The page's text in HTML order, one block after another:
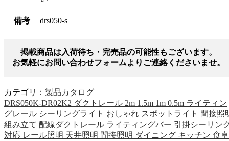
備考 drs050-s
掲載商品は入荷待ち・完売品の可能性もございます。
お気軽にお問い合わせフォームよりご連絡くださいませ。
カテゴリ： 製品カタログ
DRS050K-DR02K2 ダクトレール 2m 1.5m 1m 0.5m ライティン
グレール シーリングライト おしゃれ スポットライト 間接照
組み立て 配線ダクトレール ライティングバー 引掛シーリン
対応 レール照明 天井照明 間接照明 ダイニング キッチン 食卓